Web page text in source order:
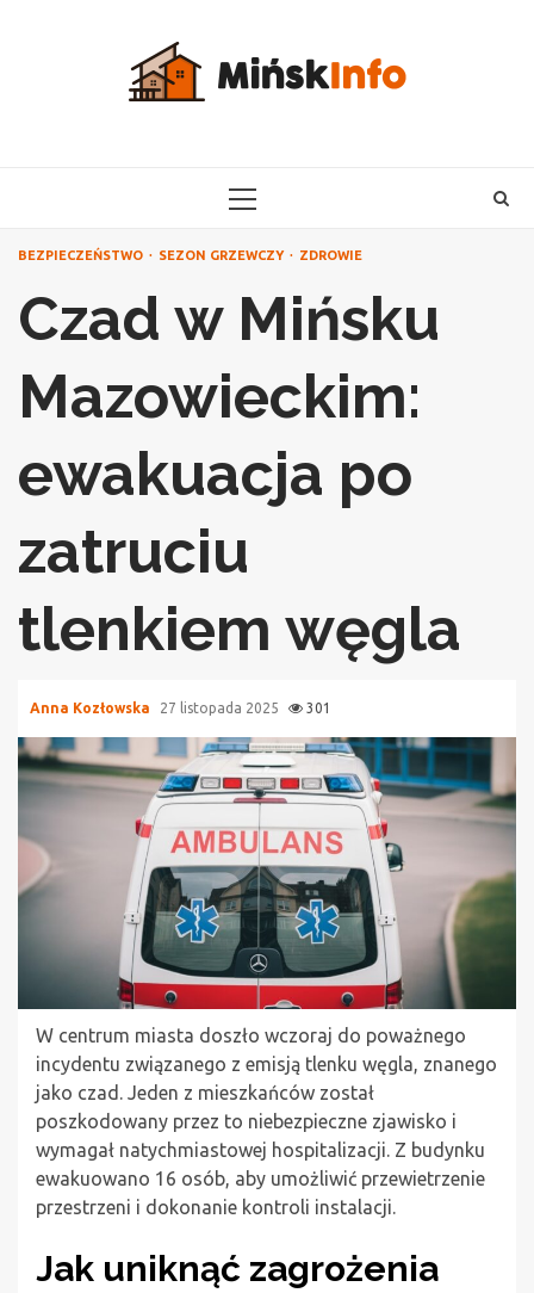
PRIMARY
BEZPIECZEŃSTWO SEZON GRZEWCZY ZDROWIE
Czad w Mińsku
Mazowieckim:
ewakuacja po
zatruciu
tlenkiem węgla
Anna Kozłowska 27 listopada 2025 301
W centrum miasta doszło wczoraj do poważnego
incydentu związanego z emisją tlenku węgla, znanego
jako czad. Jeden z mieszkańców został
poszkodowany przez to niebezpieczne zjawisko i
wymagał natychmiastowej hospitalizacji. Z budynku
ewakuowano 16 osób, aby umożliwić przewietrzenie
przestrzeni i dokonanie kontroli instalacji.
Jak uniknąć zagrożenia